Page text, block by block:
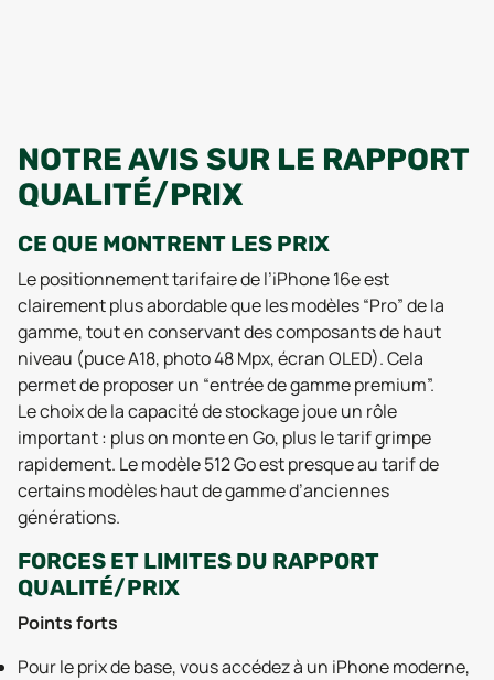
NOTRE AVIS SUR LE RAPPORT
QUALITÉ/PRIX
CE QUE MONTRENT LES PRIX
Le positionnement tarifaire de l’iPhone 16e est
clairement plus abordable que les modèles “Pro” de la
gamme, tout en conservant des composants de haut
niveau (puce A18, photo 48 Mpx, écran OLED). Cela
permet de proposer un “entrée de gamme premium”.
Le choix de la capacité de stockage joue un rôle
important : plus on monte en Go, plus le tarif grimpe
rapidement. Le modèle 512 Go est presque au tarif de
certains modèles haut de gamme d’anciennes
générations.
FORCES ET LIMITES DU RAPPORT
QUALITÉ/PRIX
Points forts
Pour le prix de base, vous accédez à un iPhone moderne,